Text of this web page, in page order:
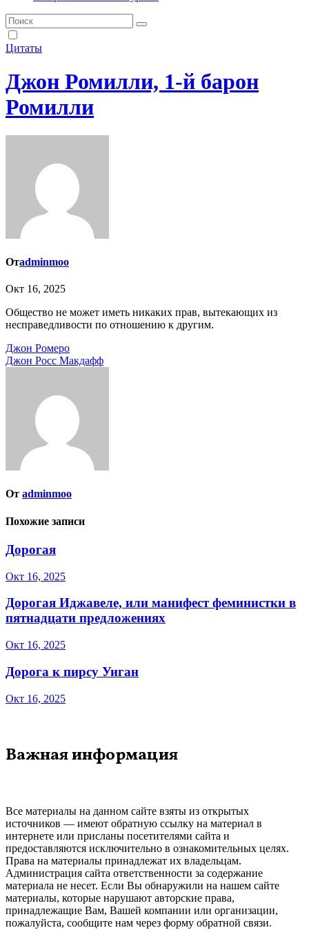
Цитаты
Джон Ромилли, 1-й барон
Ромилли
Отadminmoo
Окт 16, 2025
Общество не может иметь никаких прав, вытекающих из
несправедливости по отношению к другим.
Навигация
по
Джон Ромеро
Джон Росс Макдафф
От adminmoo
Похожие записи
Дорогая
Окт 16, 2025
Дорогая Иджавеле, или манифест феминистки в
пятнадцати предложениях
Окт 16, 2025
Дорога к пирсу Уиган
Окт 16, 2025
Важная информация
Все материалы на данном сайте взяты из открытых
источников — имеют обратную ссылку на материал в
интернете или присланы посетителями сайта и
предоставляются исключительно в ознакомительных целях.
Права на материалы принадлежат их владельцам.
Администрация сайта ответственности за содержание
материала не несет. Если Вы обнаружили на нашем сайте
материалы, которые нарушают авторские права,
принадлежащие Вам, Вашей компании или организации,
пожалуйста, сообщите нам через форму обратной связи.